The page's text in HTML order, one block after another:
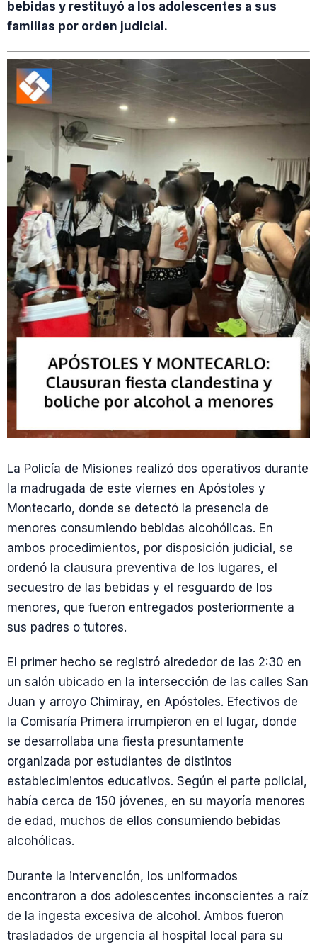
bebidas y restituyó a los adolescentes a sus
familias por orden judicial.
La Policía de Misiones realizó dos operativos durante
la madrugada de este viernes en Apóstoles y
Montecarlo, donde se detectó la presencia de
menores consumiendo bebidas alcohólicas. En
ambos procedimientos, por disposición judicial, se
ordenó la clausura preventiva de los lugares, el
secuestro de las bebidas y el resguardo de los
menores, que fueron entregados posteriormente a
sus padres o tutores.
El primer hecho se registró alrededor de las 2:30 en
un salón ubicado en la intersección de las calles San
Juan y arroyo Chimiray, en Apóstoles. Efectivos de
la Comisaría Primera irrumpieron en el lugar, donde
se desarrollaba una fiesta presuntamente
organizada por estudiantes de distintos
establecimientos educativos. Según el parte policial,
había cerca de 150 jóvenes, en su mayoría menores
de edad, muchos de ellos consumiendo bebidas
alcohólicas.
Durante la intervención, los uniformados
encontraron a dos adolescentes inconscientes a raíz
de la ingesta excesiva de alcohol. Ambos fueron
trasladados de urgencia al hospital local para su